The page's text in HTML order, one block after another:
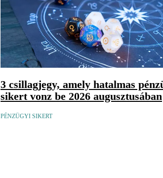
3 csillagjegy, amely hatalmas
sikert vonz be 2026 augusztusában
PÉNZÜGYI SIKERT